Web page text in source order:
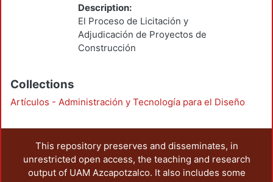
Description:
El Proceso de Licitación y
Adjudicación de Proyectos de
Construcción
Collections
Artículos - Administración y Tecnología para el Diseño
This repository preserves and disseminates, in
unrestricted open access, the teaching and research
output of UAM Azcapotzalco. It also includes some